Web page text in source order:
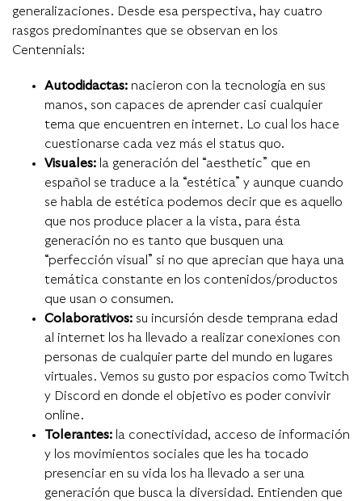
generalizaciones. Desde esa perspectiva, hay cuatro
rasgos predominantes que se observan en los
Centennials:
Autodidactas: nacieron con la tecnología en sus
manos, son capaces de aprender casi cualquier
tema que encuentren en internet. Lo cual los hace
cuestionarse cada vez más el status quo.
Visuales: la generación del “aesthetic” que en
español se traduce a la “estética” y aunque cuando
se habla de estética podemos decir que es aquello
que nos produce placer a la vista, para ésta
generación no es tanto que busquen una
“perfección visual” si no que aprecian que haya una
temática constante en los contenidos/productos
que usan o consumen.
Colaborativos: su incursión desde temprana edad
al internet los ha llevado a realizar conexiones con
personas de cualquier parte del mundo en lugares
virtuales. Vemos su gusto por espacios como Twitch
y Discord en donde el objetivo es poder convivir
online.
Tolerantes: la conectividad, acceso de información
y los movimientos sociales que les ha tocado
presenciar en su vida los ha llevado a ser una
generación que busca la diversidad. Entienden que